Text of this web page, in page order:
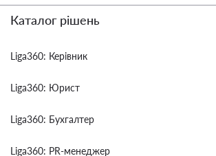
Каталог рішень
Liga360: Керівник
Liga360: Юрист
Liga360: Бухгалтер
Liga360: PR-менеджер